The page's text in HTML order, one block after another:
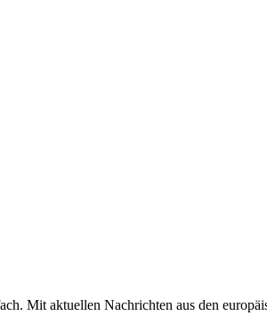
Mit aktuellen Nachrichten aus den